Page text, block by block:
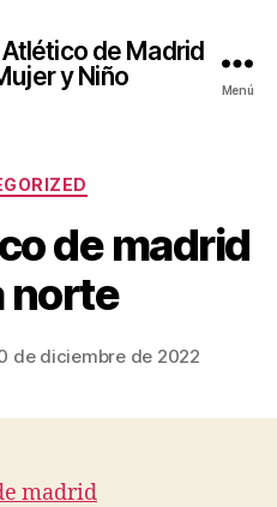
de Madrid
y Niño
Menú
Categorías
de madrid
norte
de diciembre de 2022